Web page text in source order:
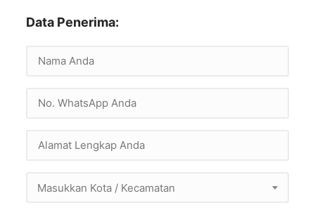
Data Penerima:
Masukkan Kota / Kecamatan